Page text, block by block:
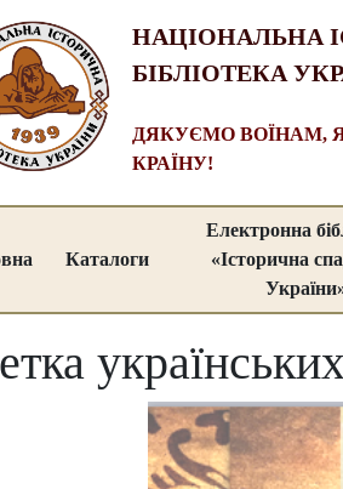
НАЦІОНАЛЬНА
БІБЛІОТЕКА
ДЯКУЄМО ВОЇНАМ,
КРАЇНУ!
Каталоги
Електронна
«Історична